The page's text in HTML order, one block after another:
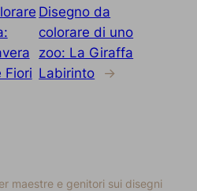
Fiori
Disegno da
colorare di uno
zoo: La Giraffa
Labirinto
→
maestre e genitori sui disegni